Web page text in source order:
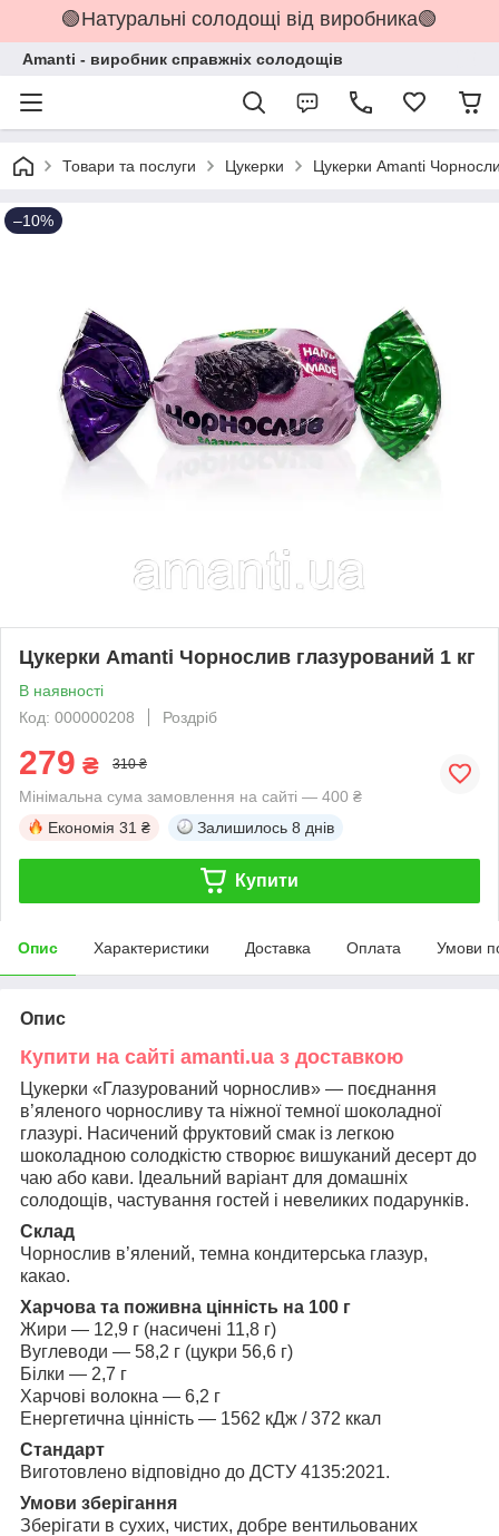
🟢Натуральні солодощі від виробника🟢
Amanti - виробник справжніх солодощів
Товари та послуги Цукерки Цукерки Amanti
–10%
Цукерки Amanti Чорнослив глазурований 1 кг
В наявності
Код: 000000208
Роздріб
279 ₴ 310 ₴
Мінімальна сума замовлення на сайті — 400 ₴
Економія 31 ₴ Залишилось 8 днів
Купити
Опис Характеристики Доставка Оплата Умови
Опис
Купити на сайті amanti.ua з доставкою
Цукерки «Глазурований чорнослив» — поєднання
в’яленого чорносливу та ніжної темної шоколадної
глазурі. Насичений фруктовий смак із легкою
шоколадною солодкістю створює вишуканий десерт до
чаю або кави. Ідеальний варіант для домашніх
солодощів, частування гостей і невеликих подарунків.
Склад
Чорнослив в’ялений, темна кондитерська глазур,
какао.
Харчова та поживна цінність на 100 г
Жири — 12,9 г (насичені 11,8 г)
Вуглеводи — 58,2 г (цукри 56,6 г)
Білки — 2,7 г
Харчові волокна — 6,2 г
Енергетична цінність — 1562 кДж / 372 ккал
Стандарт
Виготовлено відповідно до ДСТУ 4135:2021.
Умови зберігання
Зберігати в сухих, чистих, добре вентильованих